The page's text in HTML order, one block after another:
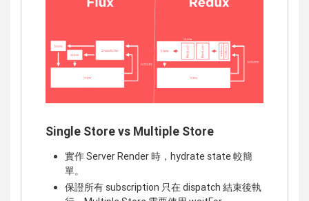
Single Store vs Multiple Store
實作 Server Render 時，hydrate state 較簡
單。
保證所有 subscription 只在 dispatch 結束後執